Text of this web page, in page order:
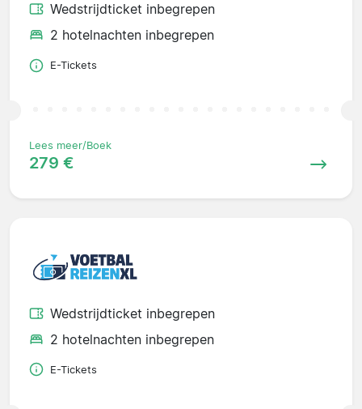
Wedstrijdticket inbegrepen
2 hotelnachten inbegrepen
E-Tickets
Lees meer/Boek
279 €
Wedstrijdticket inbegrepen
2 hotelnachten inbegrepen
E-Tickets